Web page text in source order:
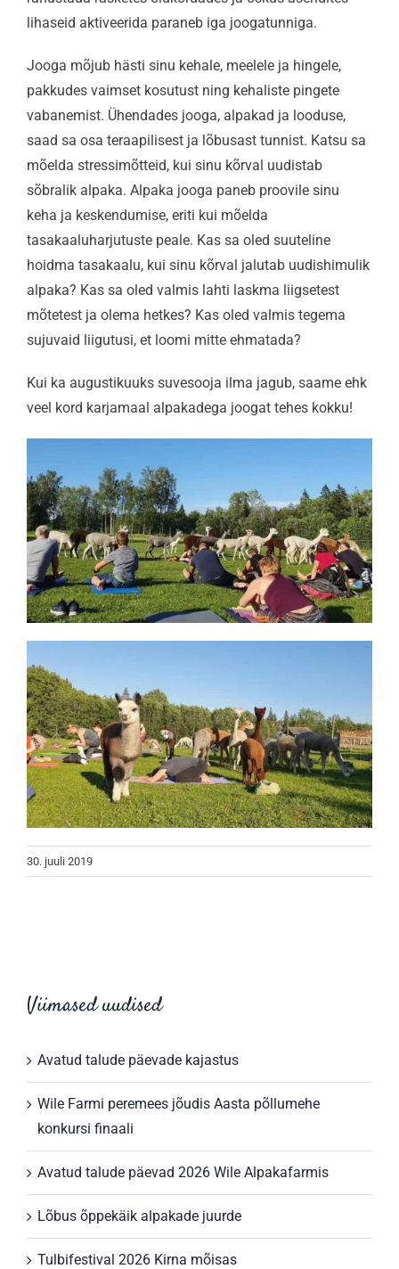
lihaseid aktiveerida paraneb iga joogatunniga.
Jooga mõjub hästi sinu kehale, meelele ja hingele,
pakkudes vaimset kosutust ning kehaliste pingete
vabanemist. Ühendades jooga, alpakad ja looduse,
saad sa osa teraapilisest ja lõbusast tunnist. Katsu sa
mõelda stressimõtteid, kui sinu kõrval uudistab
sõbralik alpaka. Alpaka jooga paneb proovile sinu
keha ja keskendumise, eriti kui mõelda
tasakaaluharjutuste peale. Kas sa oled suuteline
hoidma tasakaalu, kui sinu kõrval jalutab uudishimulik
alpaka? Kas sa oled valmis lahti laskma liigsetest
mõtetest ja olema hetkes? Kas oled valmis tegema
sujuvaid liigutusi, et loomi mitte ehmatada?
Kui ka augustikuuks suvesooja ilma jagub, saame ehk
veel kord karjamaal alpakadega joogat tehes kokku!
30. juuli 2019
Viimased uudised
Avatud talude päevade kajastus
Wile Farmi peremees jõudis Aasta põllumehe
konkursi finaali
Avatud talude päevad 2026 Wile Alpakafarmis
Lõbus õppekäik alpakade juurde
Tulbifestival 2026 Kirna mõisas